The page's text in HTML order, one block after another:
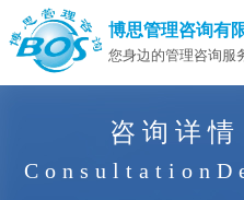
您身边的管理咨询服
博思管理咨询有
咨询详情